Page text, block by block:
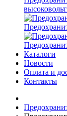
Каталоги
Новости
Оплата и
Контакты